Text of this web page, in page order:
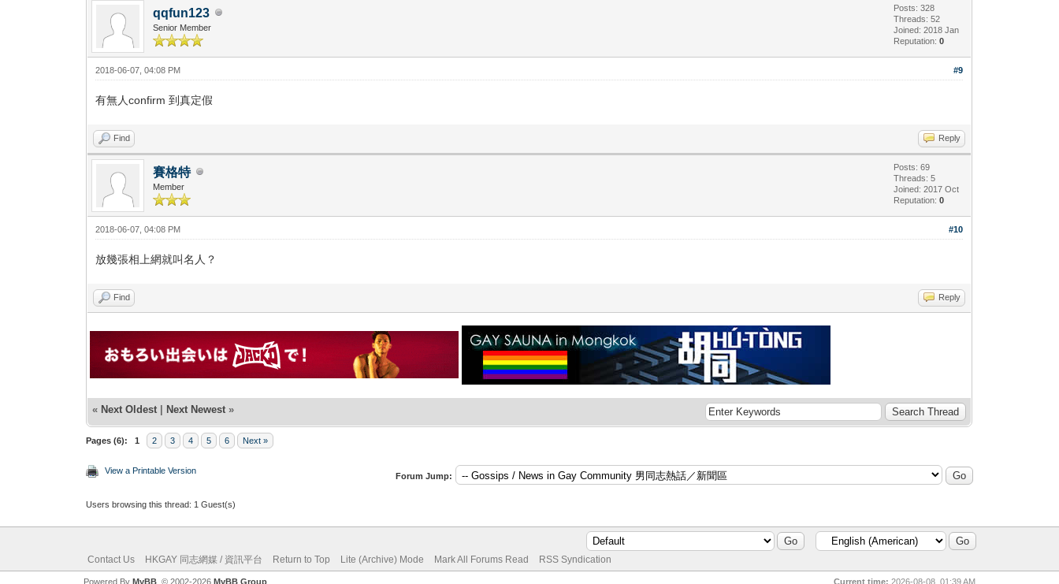
qqfun123
Senior Member
Posts: 328
Threads: 52
Joined: 2018 Jan
Reputation:0
#9
2018-06-07, 04:08 PM
有無人confirm 到真定假
Find Reply
賽格特
Member
Posts: 69
Threads: 5
Joined: 2017 Oct
Reputation:0
#10
2018-06-07, 04:08 PM
放幾張相上網就叫名人？
Find Reply
« Next Oldest | Next Newest »
Pages (6): 1 2 3 4 5 6 Next »
View a Printable Version
Forum Jump:
Users browsing this thread: 1 Guest(s)
Contact Us HKGAY 同志網媒 / 資訊平台 Return to Top Lite (Archive) Mode Mark All Forums Read RSS Syndication
Current time: 2026-08-08, 01:39 AM
Powered By MyBB, © 2002-2026 MyBB Group.